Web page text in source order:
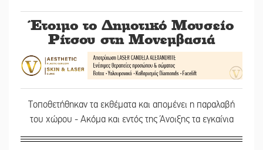
Έτοιμο το Δημοτικό Μουσείο
Ρίτσου στη Μονεμβασιά
Τοποθετήθηκαν τα εκθέματα και απομένει η παραλαβή
του χώρου - Ακόμα και εντός της Άνοιξης τα εγκαίνια